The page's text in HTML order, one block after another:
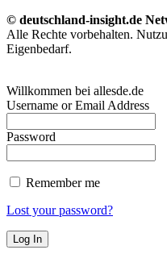
© deutschland-insight.de
Alle Rechte vorbehalten.
Eigenbedarf.
Willkommen bei allesde.de
Username or Email Address
Password
Remember me
Lost your password?